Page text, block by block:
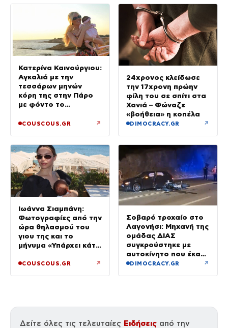
Κατερίνα Καινούργιου:
Αγκαλιά με την
τεσσάρων μηνών
κόρη της στην Πάρο
με φόντο το
COUSCOUS.GR ↗
24χρονος κλείδωσε
την 17χρονη πρώην
φίλη του σε σπίτι στα
Χανιά – Φώναζε
«βοήθεια» η κοπέλα
DIMOCRACY.GR ↗
Ιωάννα Σιαμπάνη:
Φωτογραφίες από την
ώρα θηλασμού του
γιου της και το
μήνυμα «Υπάρχει κάτι
αργές μέρες»
COUSCOUS.GR ↗
Σοβαρό τροχαίο στο
Λαγονήσι: Μηχανή της
ομάδας ΔΙΑΣ
συγκρούστηκε με
αυτοκίνητο που έκανε
αναστροφή – Δύο
DIMOCRACY.GR ↗
Δείτε όλες τις τελευταίες Ειδήσεις από την